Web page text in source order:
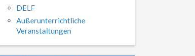
DELF
Außerunterrichtliche
Veranstaltungen